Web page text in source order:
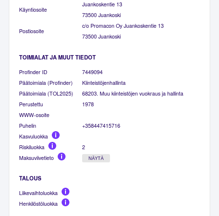
Käyntiosoite
Juankoskentie 13
73500 Juankoski
Postiosoite
c/o Promacon Oy Juankoskentie 13
73500 Juankoski
TOIMIALAT JA MUUT TIEDOT
Profinder ID
7449094
Päätoimiala (Profinder)
Kiinteistöjenhallinta
Päätoimiala (TOL2025)
68203. Muu kiinteistöjen vuokraus ja hallinta
Perustettu
1978
WWW-osoite
Puhelin
+358447415716
Kasvuluokka
Riskiluokka
2
Maksuviivetieto
NÄYTÄ
TALOUS
Liikevaihtoluokka
Henkilöstöluokka